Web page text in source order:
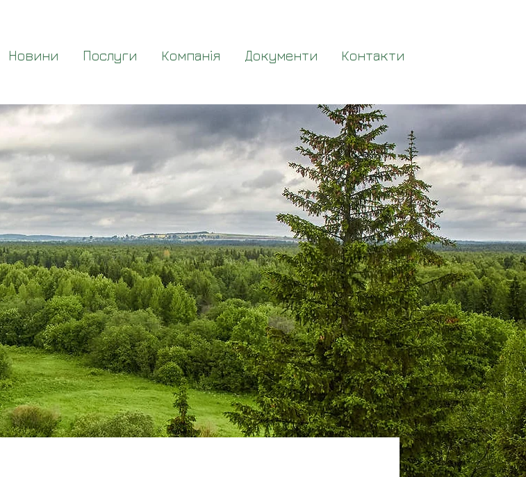
Новини Послуги Компанія Документи Контакти